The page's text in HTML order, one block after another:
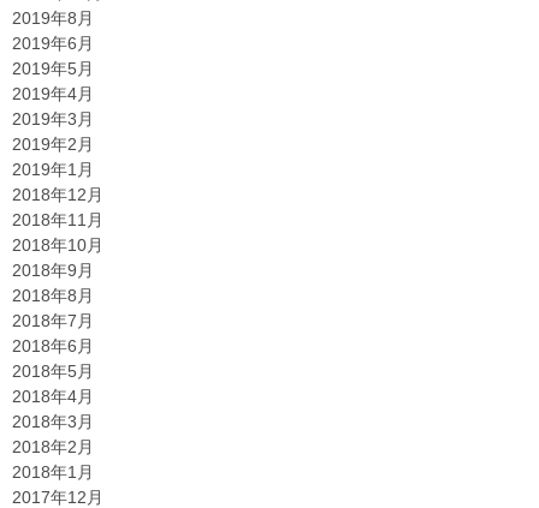
2019年8月
2019年6月
2019年5月
2019年4月
2019年3月
2019年2月
2019年1月
2018年12月
2018年11月
2018年10月
2018年9月
2018年8月
2018年7月
2018年6月
2018年5月
2018年4月
2018年3月
2018年2月
2018年1月
2017年12月